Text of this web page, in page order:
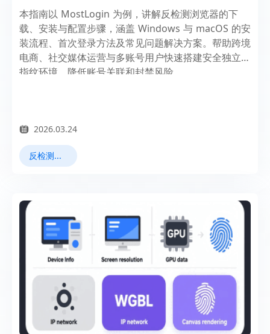
本指南以 MostLogin 为例，讲解反检测浏览器的下
载、安装与配置步骤，涵盖 Windows 与 macOS 的安
装流程、首次登录方法及常见问题解决方案。帮助跨境
电商、社交媒体运营与多账号用户快速搭建安全独立的
指纹环境，降低账号关联和封禁风险。
2026.03.24
反检测浏览器